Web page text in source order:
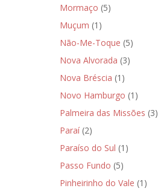
Mormaço (5)
Muçum (1)
Não-Me-Toque (5)
Nova Alvorada (3)
Nova Bréscia (1)
Novo Hamburgo (1)
Palmeira das Missões (3)
Paraí(2)
Paraíso do Sul (1)
Passo Fundo (5)
Pinheirinho do Vale (1)